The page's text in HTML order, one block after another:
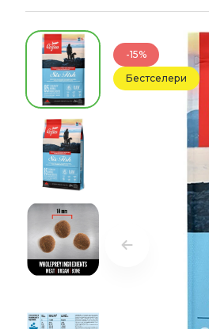
-15%
Бестселери